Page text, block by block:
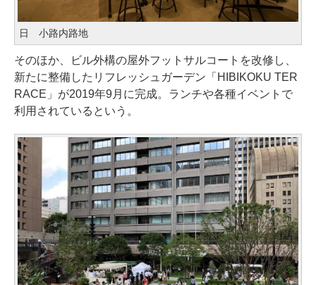
日ゞ小路内路地
そのほか、ビル外構の屋外フットサルコートを改修し、
新たに整備したリフレッシュガーデン「HIBIKOKU TER
RACE」が2019年9月に完成。ランチや各種イベントで
利用されているという。